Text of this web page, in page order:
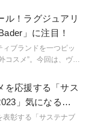
、サラ・チャップマ
ル！ラグジュアリ
」に注目！
ブランドを一つピッ
スメ”。今回は、ヴィ
るイットブランド
を応援する「サス
」気になる受
表彰する「サステナブ